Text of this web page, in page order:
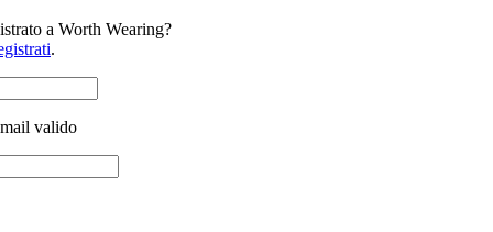
a Worth Wearing?
.
valido